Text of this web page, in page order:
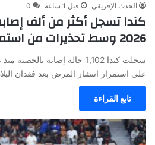
الحدث الإفريقي قبل 1 ساعة 0
كندا تسجل أكثر من ألف
2026 وسط تحذيرات من استمرار التفشي
سجلت كندا 1,102 حالة إصابة
على استمرار انتشار المرض بعد فقدان
تابع القراءة